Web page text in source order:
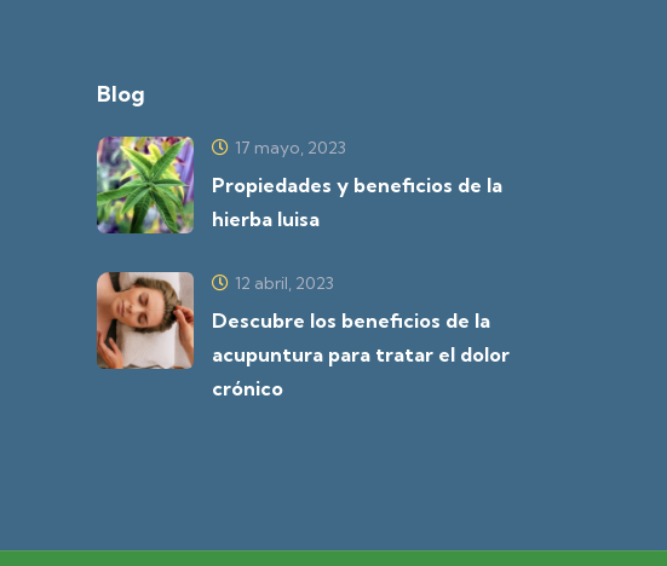
Blog
17 mayo, 2023
Propiedades y beneficios de la
hierba luisa
12 abril, 2023
Descubre los beneficios de la
acupuntura para tratar el dolor
crónico